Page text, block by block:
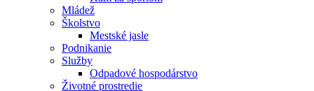
Mládež
Školstvo
Mestské jasle
Podnikanie
Služby
Odpadové hospodárstvo
Životné prostredie